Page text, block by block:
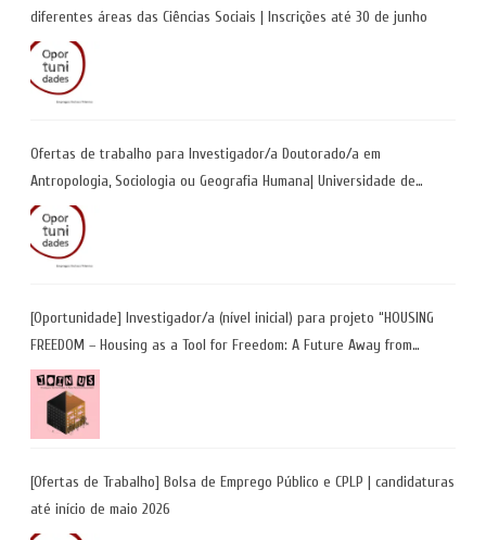
diferentes áreas das Ciências Sociais | Inscrições até 30 de junho
Ofertas de trabalho para Investigador/a Doutorado/a em
Antropologia, Sociologia ou Geografia Humana| Universidade de
Coimbra | Candidaturas até 29 de maio 2026
[Oportunidade] Investigador/a (nível inicial) para projeto “HOUSING
FREEDOM – Housing as a Tool for Freedom: A Future Away from
Incarceration” | até 8 de maio
[Ofertas de Trabalho] Bolsa de Emprego Público e CPLP | candidaturas
até início de maio 2026